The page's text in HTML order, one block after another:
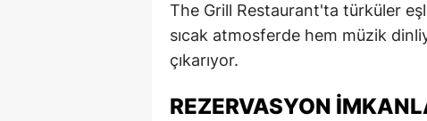
Hakkari
The Grill Restaurant'ta türküler
sıcak atmosferde hem müzik
çıkarıyor.
REZERVASYON